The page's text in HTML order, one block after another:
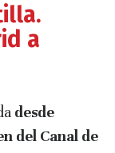
a
desde
del Canal de